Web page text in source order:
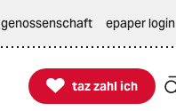
genossenschaft epaper login

taz zahl ich
taz zahl ich